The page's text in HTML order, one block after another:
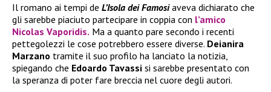
Il romano ai tempi de L’Isola dei Famosiaveva dichiarato che
gli sarebbe piaciuto partecipare in coppia con l’amico
Nicolas Vaporidis. Ma a quanto pare secondo i recenti
pettegolezzi le cose potrebbero essere diverse. Deianira
Marzano tramite il suo profilo ha lanciato la notizia,
spiegando che Edoardo Tavassi si sarebbe presentato con
la speranza di poter fare breccia nel cuore degli autori.